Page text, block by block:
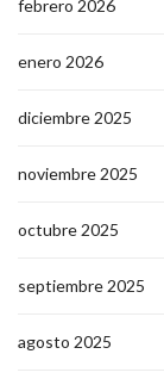
febrero 2026
enero 2026
diciembre 2025
noviembre 2025
octubre 2025
septiembre 2025
agosto 2025